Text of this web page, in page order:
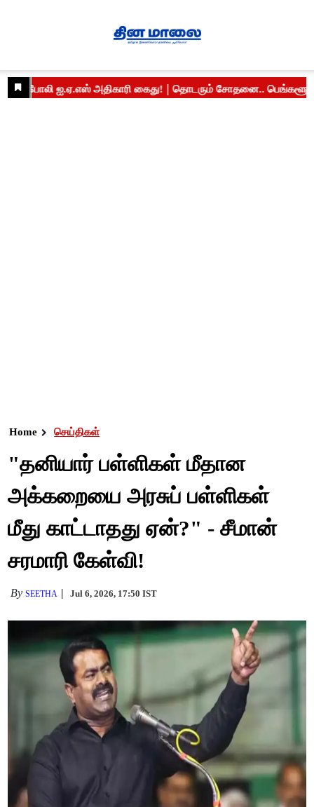
Home செய்திகள்
"தனியார் பள்ளிகள் மீதான
அக்கறையை அரசுப் பள்ளிகள்
மீது காட்டாதது ஏன்?" - சீமான்
சரமாரி கேள்வி!
BySEETHA Jul 6, 2026, 17:50 IST